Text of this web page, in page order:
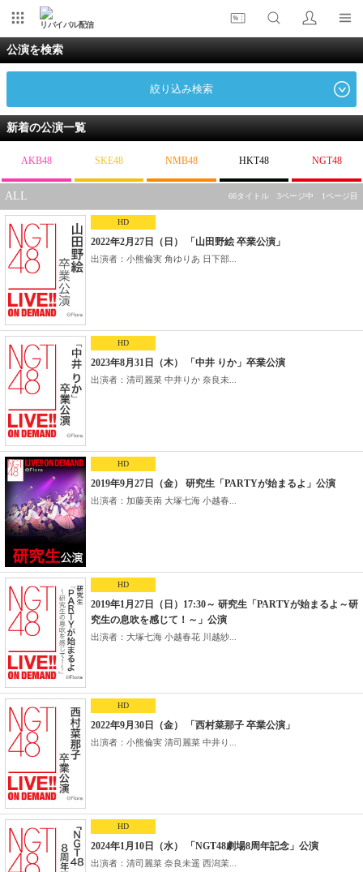
リバイバル配信
公演を検索
絞り込み検索
新着の公演一覧
AKB48 SKE48 NMB48 HKT48 NGT48
ALL 66タイトル 3ページ中 1ページ目
HD
2022年2月27日（日） 「山田野絵 卒業公演」
出演者：小熊倫実 角ゆりあ 日下部...
HD
2023年8月31日（木） 「中井 りか」卒業公演
出演者：清司麗菜 中井りか 奈良未...
HD
2019年9月27日（金） 研究生「PARTYが始まるよ」公演
出演者：加藤美南 大塚七海 小越春...
HD
2019年1月27日（日）17:30～ 研究生「PARTYが始まるよ～研
究生の息吹を感じて！～」公演
出演者：大塚七海 小越春花 川越紗...
HD
2022年9月30日（金） 「西村菜那子 卒業公演」
出演者：小熊倫実 清司麗菜 中井り...
HD
2024年1月10日（水） 「NGT48劇場8周年記念」公演
出演者：清司麗菜 奈良未遥 西潟茉...